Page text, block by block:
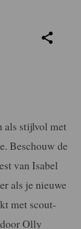
als stijlvol met
Beschouw de
van Isabel
als je nieuwe
met scout-
Olly